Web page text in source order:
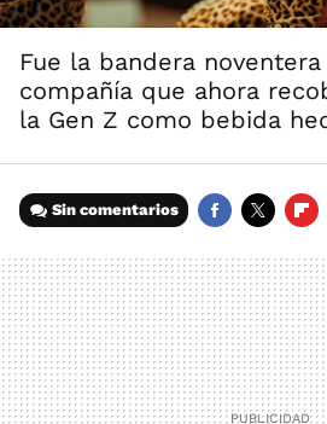
Fue la bandera
compañía que ahora
la Gen Z como bebida
Sin comentarios